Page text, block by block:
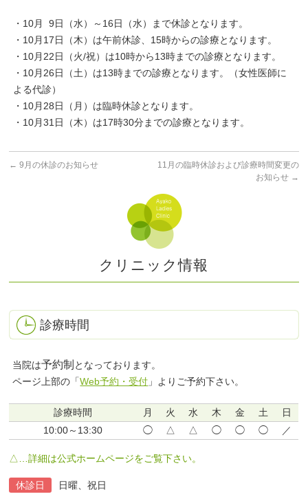
・10月 9日（水）～16日（水）まで休診となります。
・10月17日（木）は午前休診、15時からの診療となります。
・10月22日（火/祝）は10時から13時までの診療となります。
・10月26日（土）は13時までの診療となります。（女性医師に
よる代診）
・10月28日（月）は臨時休診となります。
・10月31日（木）は17時30分までの診療となります。
← 9月の休診のお知らせ
11月の臨時休診および診療時間変更の
お知らせ →
クリニック情報
診療時間
当院は予約制 となっております。
ページ上部の「Web予約・受付 」よりご予約下さい。
診療時間 月 火 水 木 金 土
日
10:00～13:30
◯ △ △ ◯ ◯ ◯ ／
△…詳細は公式ホームページをご覧下さい。
休診日 日曜、祝日